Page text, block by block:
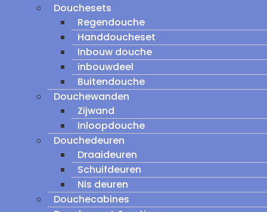
Douchesets
Regendouche
Handdoucheset
Inbouw douche
inbouwdeel
Buitendouche
Douchewanden
Zijwand
Inloopdouche
Douchedeuren
Draaideuren
Schuifdeuren
Nis deuren
Douchecabines